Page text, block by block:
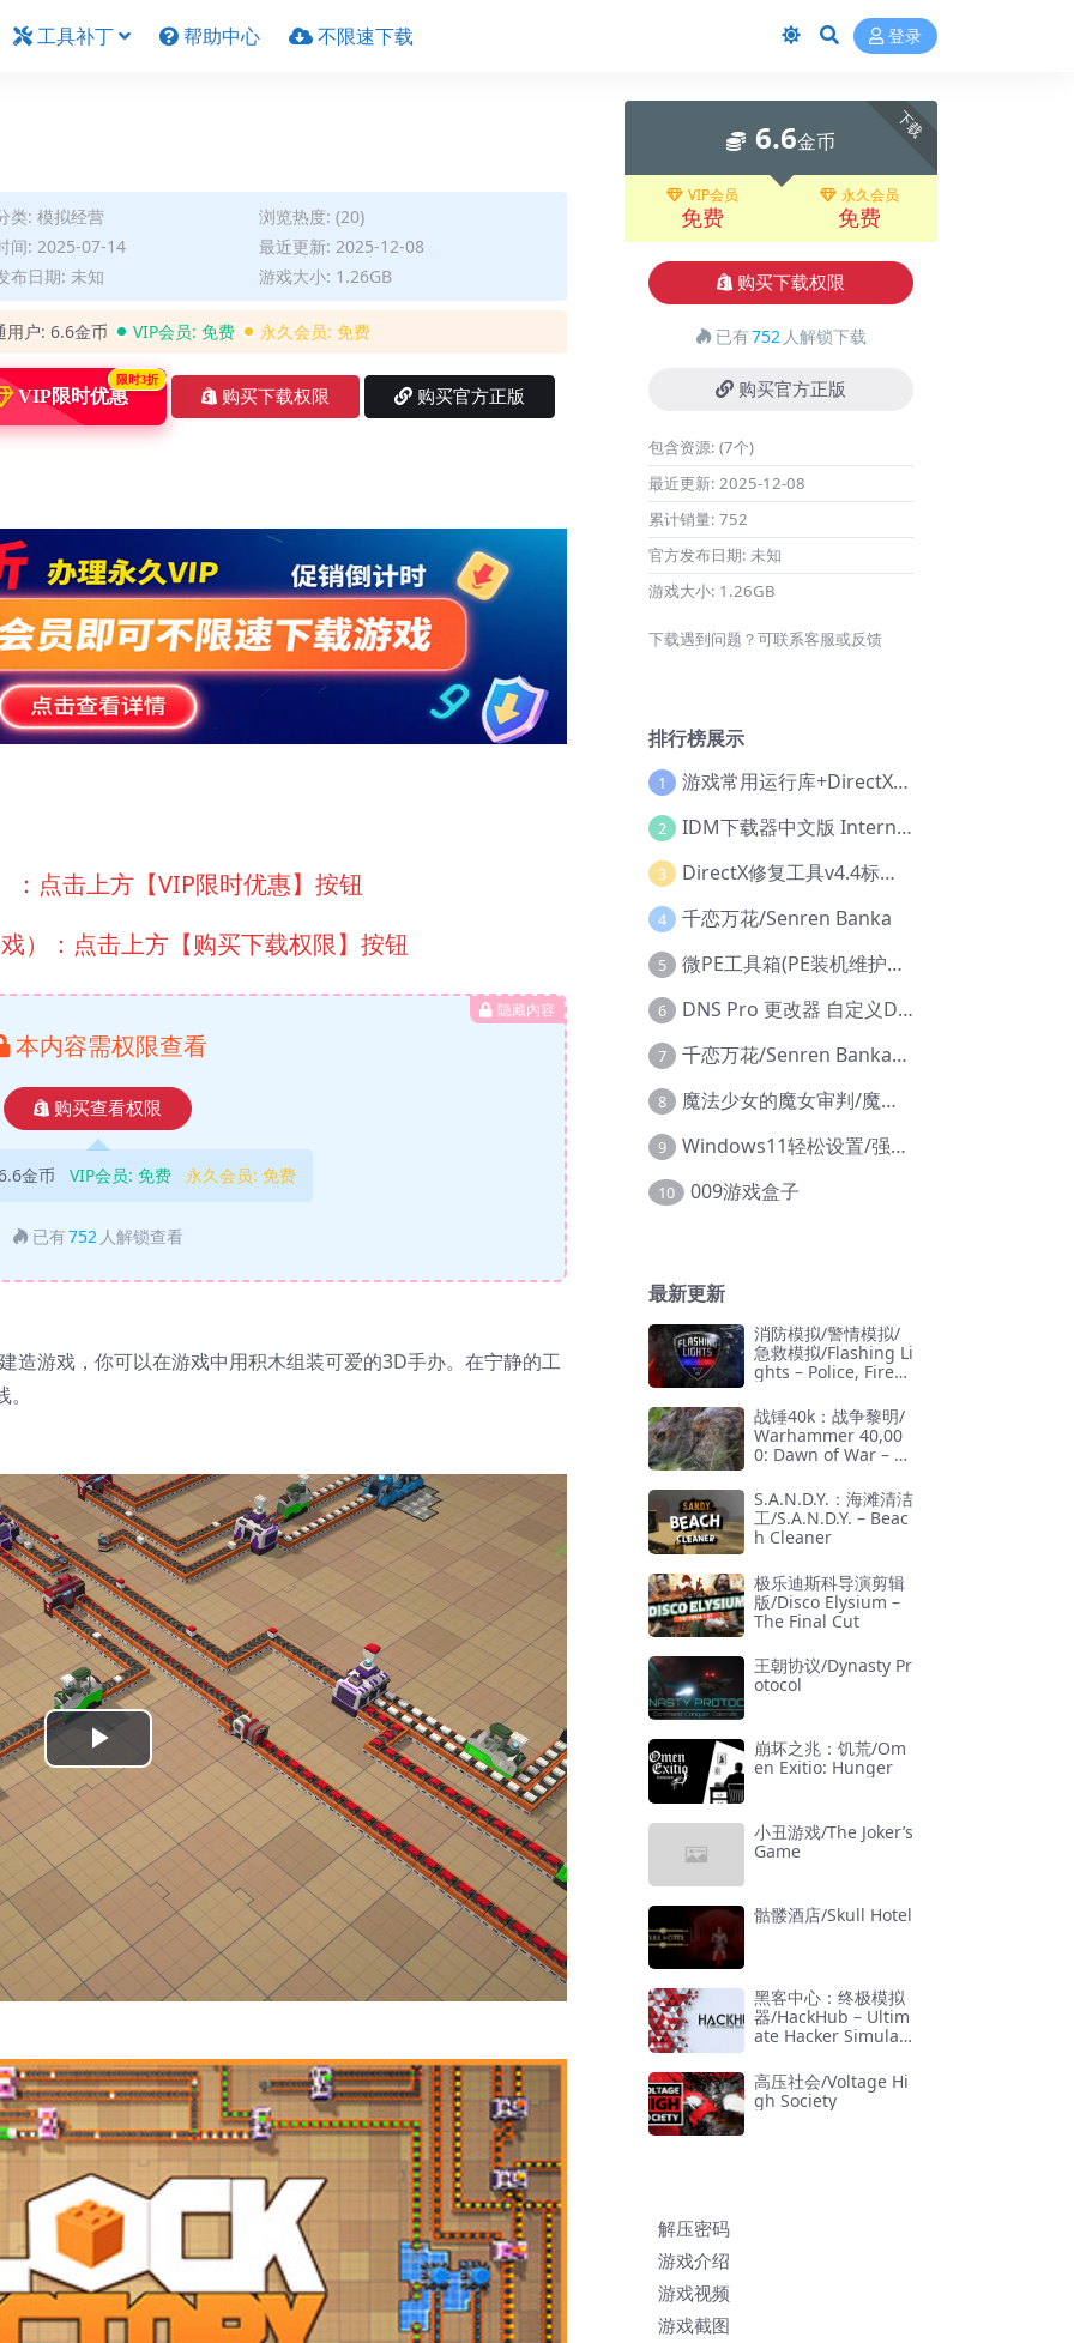
工具补丁 帮助中心 不限速下载 登录
类: 模拟经营
浏览热度: (20)
间: 2025-07-14
最近更新: 2025-12-08
布日期: 未知
游戏大小: 1.26GB
用户: 6.6金币 VIP会员: 免费 永久会员: 免费
VIP限时优惠
限时3折
购买下载权限 购买官方正版
点击上方【VIP限时优惠】按钮
）：点击上方【购买下载权限】按钮
隐藏内容
本内容需权限查看
购买查看权限
金币 VIP会员: 免费 永久会员: 免费
已有752 人解锁查看
造游戏，你可以在游戏中用积木组装可爱的3D手办。在宁静的工
Play
Video
下载
6.6金币
VIP会员
免费
永久会员
免费
购买下载权限
已有752 人解锁下载
购买官方正版
包含资源: (7个)
最近更新: 2025-12-08
累计销量: 752
官方发布日期: 未知
游戏大小: 1.26GB
下载遇到问题？可联系客服或反馈
排行榜展示
1 游戏常用运行库+DirectX修复增强版
2 IDM下载器中文版 Internet Download Manager v6.42.36 IDM
3 DirectX修复工具v4.4标准版+增强版+在线修复版
4 千恋万花/Senren Banka
5 微PE工具箱(PE装机维护工具) v2.3官方正式版
6 DNS Pro 更改器 自定义DNS修改
7 千恋万花/Senren Banka/安卓版
8 魔法少女的魔女审判/魔法少女ノ魔女裁判
9 Windows11轻松设置/强力禁止WD等/兼容Win10
10 009游戏盒子
最新更新
消防模拟/警情模拟/
急救模拟/Flashing Li
ghts – Police, Firefi
Services Simulator
战锤40k：战争黎明/
Warhammer 40,00
0: Dawn of War – D
S.A.N.D.Y.：海滩清洁
工/S.A.N.D.Y. – Beac
h Cleaner
极乐迪斯科导演剪辑
版/Disco Elysium –
The Final Cut
王朝协议/Dynasty Pr
otocol
崩坏之兆：饥荒/Om
en Exitio: Hunger
小丑游戏/The Joker’s
Game
骷髅酒店/Skull Hotel
黑客中心：终极模拟
器/HackHub – Ultim
ate Hacker Simulat
高压社会/Voltage Hi
gh Society
解压密码
游戏介绍
游戏视频
游戏截图